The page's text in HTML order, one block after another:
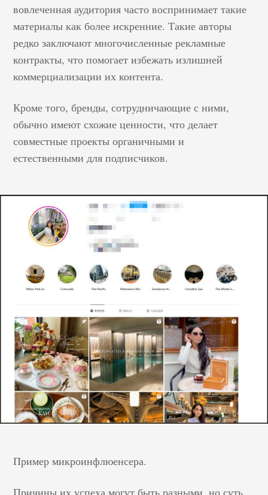
смотрит за тем, как
человек держится при
публичных
выступлениях, — и
может негласно
диктовать правила
моды, какие-то тренды.
Вызывать у своей
какому-то вопросу.
Такие люди могут
действовать на благо
маркетинговых
рассказывать о каком-
то продукте фирмы. У
возникнет доверие…
вовлеченная аудитория часто воспринимает такие
материалы как более искренние. Такие авторы
редко заключают многочисленные рекламные
контракты, что помогает избежать излишней
коммерциализации их контента.
Кроме того, бренды, сотрудничающие с ними,
обычно имеют схожие ценности, что делает
совместные проекты органичными и
естественными для подписчиков.
Пример микроинфлюенсера.